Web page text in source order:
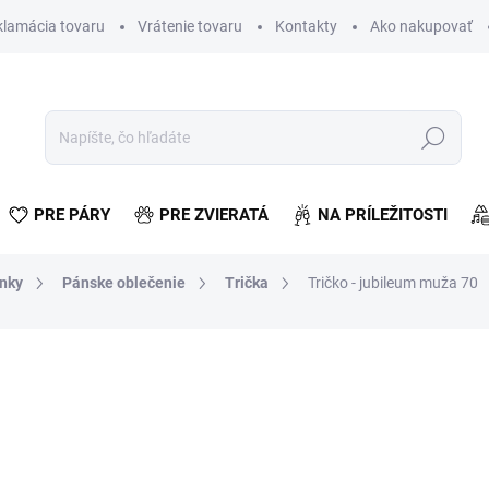
tovaru Vrátenie tovaru Kontakty Ako nakupovať
Hľadať
PRE PÁRY PRE ZVIERATÁ NA PRÍLEŽITOSTI
Pánske oblečenie Trička Tričko - jubileum muža 70